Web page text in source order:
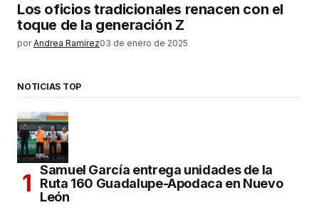
Los oficios tradicionales renacen con el
toque de la generación Z
por Andrea Ramírez03 de enero de 2025
NOTICIAS TOP
Samuel García entrega unidades de la
Ruta 160 Guadalupe-Apodaca en Nuevo
León